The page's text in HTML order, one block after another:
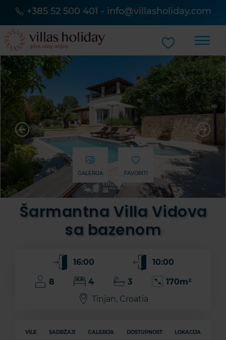
+385 52 500 401 - info@villasholiday.com
GALERIJA FAVORITI
Šarmantna Villa Vidova
sa bazenom
16:00 10:00
8 4 3
170m²
Tinjan, Croatia
VILE SADRŽAJI GALERIJA DOSTUPNOST LOKACIJA